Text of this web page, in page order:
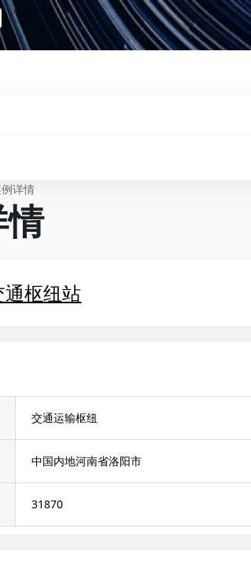
详情
枢纽站
交通运输枢纽
中国内地河南省洛阳市
31870